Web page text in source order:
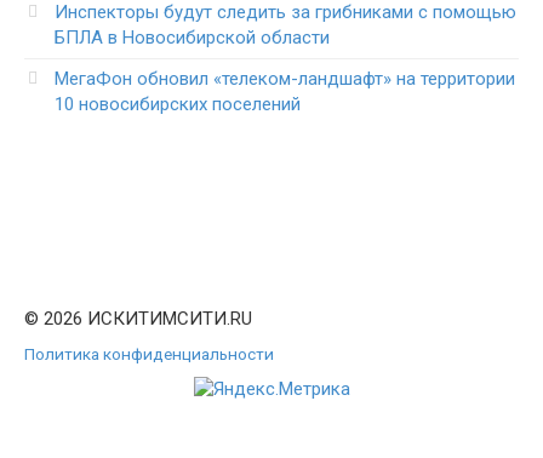
Инспекторы будут следить за грибниками с помощью
БПЛА в Новосибирской области
МегаФон обновил «телеком-ландшафт» на территории
10 новосибирских поселений
© 2026 ИСКИТИМСИТИ.RU
Политика конфиденциальности